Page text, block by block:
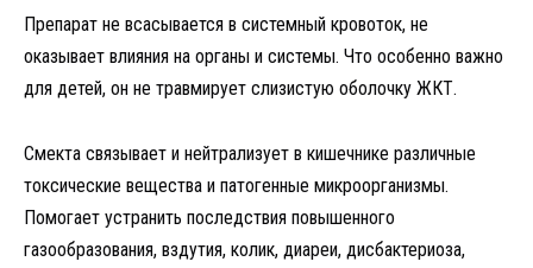
Препарат не всасывается в системный кровоток, не
оказывает влияния на органы и системы. Что особенно важно
для детей, он не травмирует слизистую оболочку ЖКТ.
Смекта связывает и нейтрализует в кишечнике различные
токсические вещества и патогенные микроорганизмы.
Помогает устранить последствия повышенного
газообразования, вздутия, колик, диареи, дисбактериоза,